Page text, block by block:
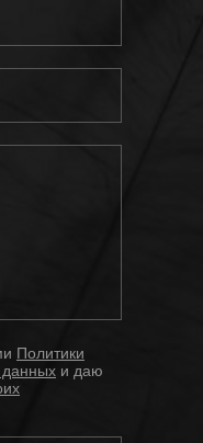
Политики
данных и даю